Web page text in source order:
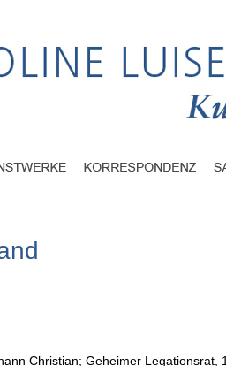
Christian; Geheimer Legationsrat,